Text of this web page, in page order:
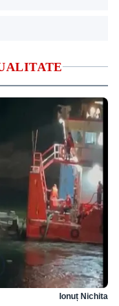
Ionuț Nichita